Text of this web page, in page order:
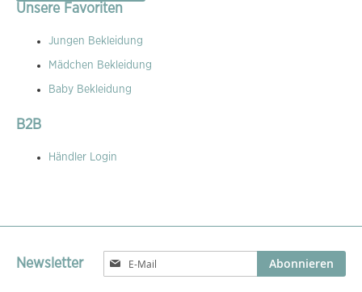
Unsere Favoriten
Jungen Bekleidung
Mädchen Bekleidung
Baby Bekleidung
B2B
Händler Login
Newsletter
Melden
Sie
Abonnieren